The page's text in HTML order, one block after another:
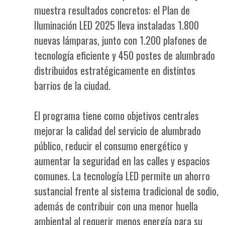
muestra resultados concretos: el Plan de
Iluminación LED 2025 lleva instaladas 1.800
nuevas lámparas, junto con 1.200 plafones de
tecnología eficiente y 450 postes de alumbrado
distribuidos estratégicamente en distintos
barrios de la ciudad.
El programa tiene como objetivos centrales
mejorar la calidad del servicio de alumbrado
público, reducir el consumo energético y
aumentar la seguridad en las calles y espacios
comunes. La tecnología LED permite un ahorro
sustancial frente al sistema tradicional de sodio,
además de contribuir con una menor huella
ambiental al requerir menos energía para su